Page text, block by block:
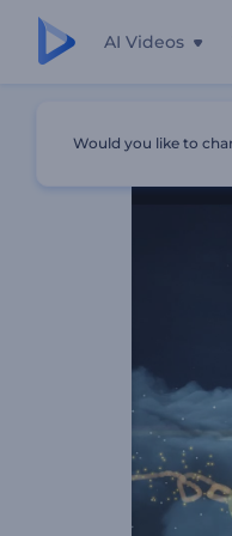
AI Videos
Would you like to